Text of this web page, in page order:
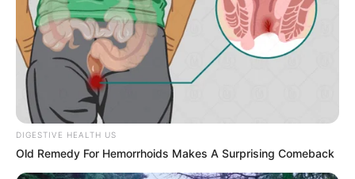
DIGESTIVE HEALTH US
Old Remedy For Hemorrhoids Makes A Surprising Comeback